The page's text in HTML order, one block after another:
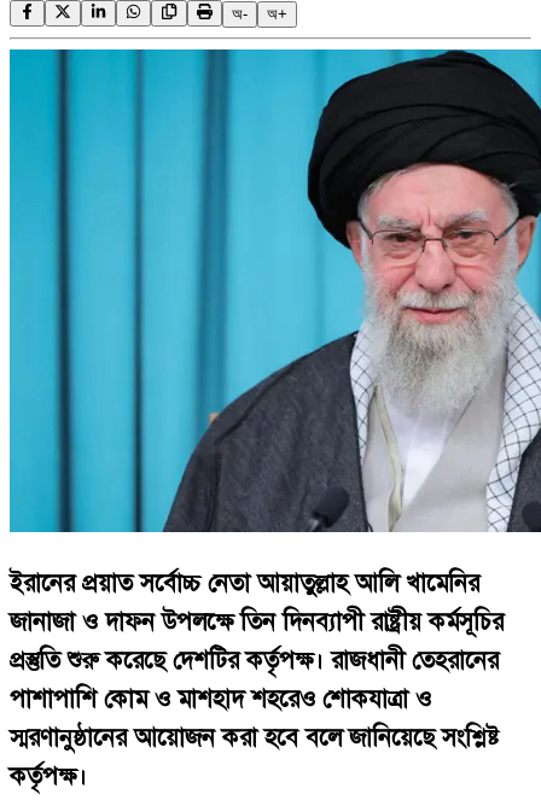
অ- অ+
ইরানের প্রয়াত সর্বোচ্চ নেতা আয়াতুল্লাহ আলি খামেনির
জানাজা ও দাফন উপলক্ষে তিন দিনব্যাপী রাষ্ট্রীয় কর্মসূচির
প্রস্তুতি শুরু করেছে দেশটির কর্তৃপক্ষ। রাজধানী তেহরানের
পাশাপাশি কোম ও মাশহাদ শহরেও শোকযাত্রা ও
স্মরণানুষ্ঠানের আয়োজন করা হবে বলে জানিয়েছে সংশ্লিষ্ট
কর্তৃপক্ষ।